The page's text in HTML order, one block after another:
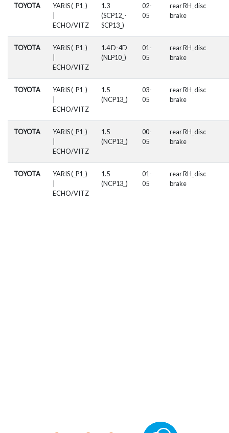
TOYOTA
YARIS (_P1_)
ECHO/VITZ
1.3
(SCP12_-
SCP13_)
02-
05
rear RH_disc
brake
TOYOTA
YARIS (_P1_)
ECHO/VITZ
1.4 D-4D
(NLP10_)
01-
05
rear RH_disc
brake
TOYOTA
YARIS (_P1_)
ECHO/VITZ
1.5
(NCP13_)
03-
05
rear RH_disc
brake
TOYOTA
YARIS (_P1_)
ECHO/VITZ
1.5
(NCP13_)
00-
05
rear RH_disc
brake
TOYOTA
YARIS (_P1_)
ECHO/VITZ
1.5
(NCP13_)
01-
05
rear RH_disc
brake